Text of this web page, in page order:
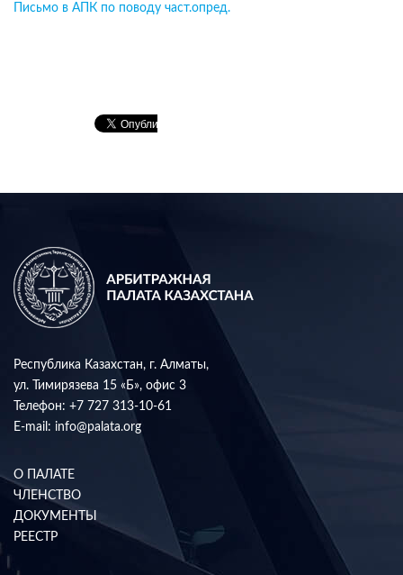
Письмо в АПК по поводу част.опред.
Республика Казахстан, г. Алматы,
ул. Тимирязева 15 «Б», офис 3
Телефон: +7 727 313-10-61
E-mail: info@palata.org
О ПАЛАТЕ
ЧЛЕНСТВО
ДОКУМЕНТЫ
РЕЕСТР